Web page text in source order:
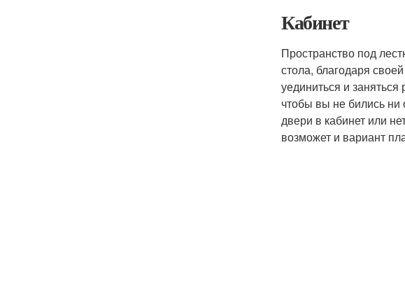
Кабинет
Пространство под
стола, благодаря
уединиться и
чтобы вы не бились ни
двери в кабинет или
возможет и вариант